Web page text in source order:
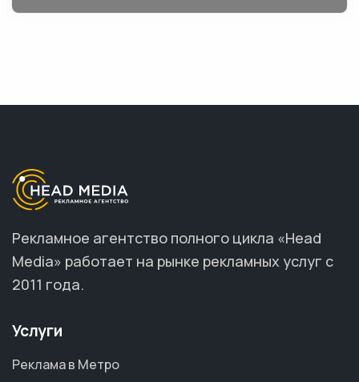
Рекламное агентство полного цикла «Head
Media» работает на рынке рекламных услуг с
2011 года.
Услуги
Реклама в Метро